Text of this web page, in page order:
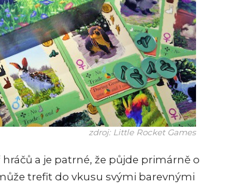
zdroj: Little Rocket Games
a je patrné, že půjde primárně o
trefit do vkusu svými barevnými